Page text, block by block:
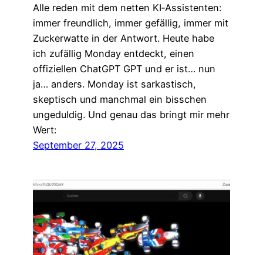
Alle reden mit dem netten KI‑Assistenten:
immer freundlich, immer gefällig, immer mit
Zuckerwatte in der Antwort. Heute habe
ich zufällig Monday entdeckt, einen
offiziellen ChatGPT GPT und er ist… nun
ja… anders. Monday ist sarkastisch,
skeptisch und manchmal ein bisschen
ungeduldig. Und genau das bringt mir mehr
Wert:
September 27, 2025